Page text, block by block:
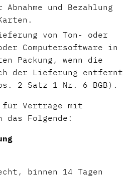
und Bezahlung
von Ton- oder
Computersoftware in
Packung, wenn die
der Lieferung entfernt
2 Satz 1 Nr. 6 BGB).
Verträge mit
das Folgende:
binnen 14 Tagen